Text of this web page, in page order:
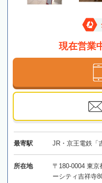
現在営業
最寄駅 JR・京王電鉄「
所在地
〒180-0004 東
ーシティ吉祥寺